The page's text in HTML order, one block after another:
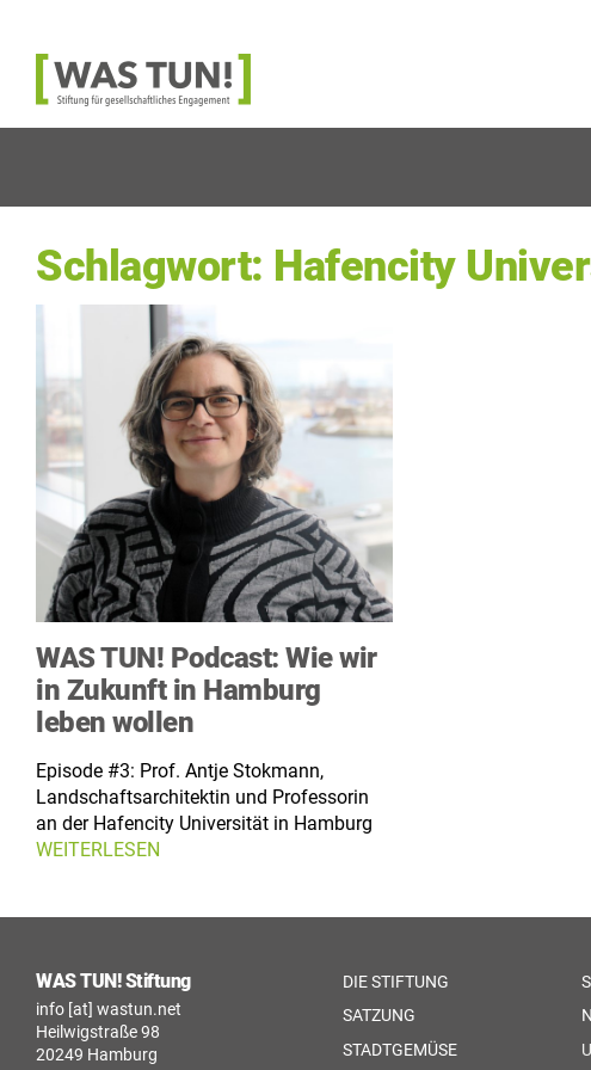
Schlagwort: Hafencity
WAS TUN! Podcast: Wie wir
in Zukunft in Hamburg
leben wollen
Episode #3: Prof. Antje Stokmann,
Landschaftsarchitektin und Professorin
an der Hafencity Universität in Hamburg
WEITERLESEN
WAS TUN! Stiftung
info [at] wastun.net
Heilwigstraße 98
20249 Hamburg
DIE STIFTUNG
SATZUNG
STADTGEMÜSE